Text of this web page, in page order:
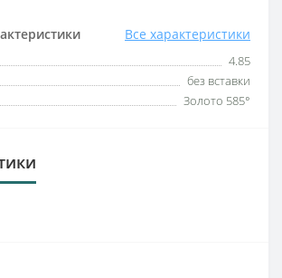
Все характеристики
4.85
без вставки
Золото 585°